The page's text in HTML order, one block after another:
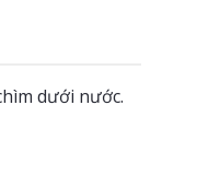
dưới nước.